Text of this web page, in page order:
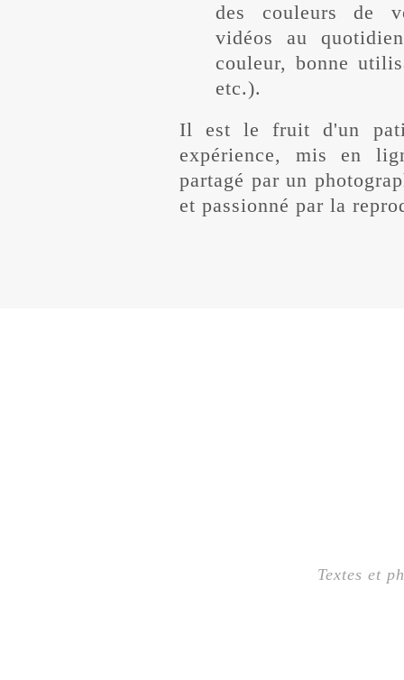
des couleurs de
vidéos au
couleur, bonne
etc.).
Il est le fruit d'un
expérience, mis en
partagé par un
et passionné par la
Textes et